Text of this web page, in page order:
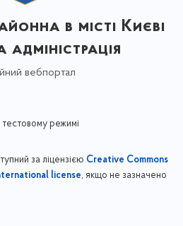
в місті Києві
вебпортал
режимі
за ліцензією Creative Commons
license, якщо не зазначено